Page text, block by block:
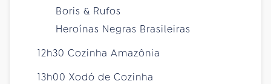
Boris & Rufos
Heroínas Negras Brasileiras
12h30 Cozinha Amazônia
13h00 Xodó de Cozinha